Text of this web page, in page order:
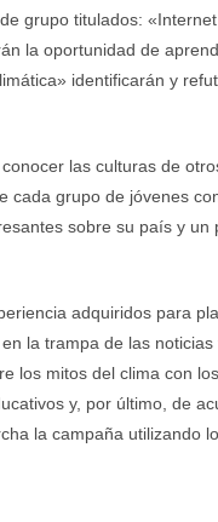
grupo titulados:
la oportunidad de
identificarán y
las culturas de
cada grupo de jóvenes
sobre su país y
adquiridos para
la trampa de las
los mitos del clima con
y, por último, de
la campaña utilizando